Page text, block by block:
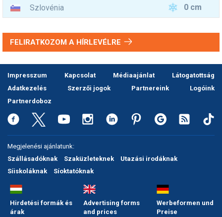
Szlovénia
0 cm
FELIRATKOZOM A HÍRLEVÉLRE
Impresszum Kapcsolat Médiaajánlat
Látogatottság
Adatkezelés
Szerzői jogok Partnereink
Logóink
Partnerdoboz
Megjelenési ajánlatunk:
Szállásadóknak
Szaküzleteknek
Utazási irodáknak
Síiskoláknak
Síoktatóknak
Hirdetési formák és
árak
Advertising forms
and prices
Werbeformen und
Preise